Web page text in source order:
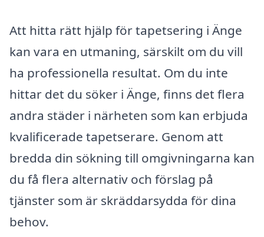
Att hitta rätt hjälp för tapetsering i Änge
kan vara en utmaning, särskilt om du vill
ha professionella resultat. Om du inte
hittar det du söker i Änge, finns det flera
andra städer i närheten som kan erbjuda
kvalificerade tapetserare. Genom att
bredda din sökning till omgivningarna kan
du få flera alternativ och förslag på
tjänster som är skräddarsydda för dina
behov.